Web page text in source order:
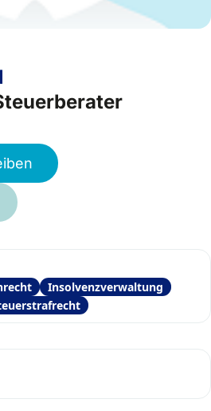
Insolvenzverwaltung